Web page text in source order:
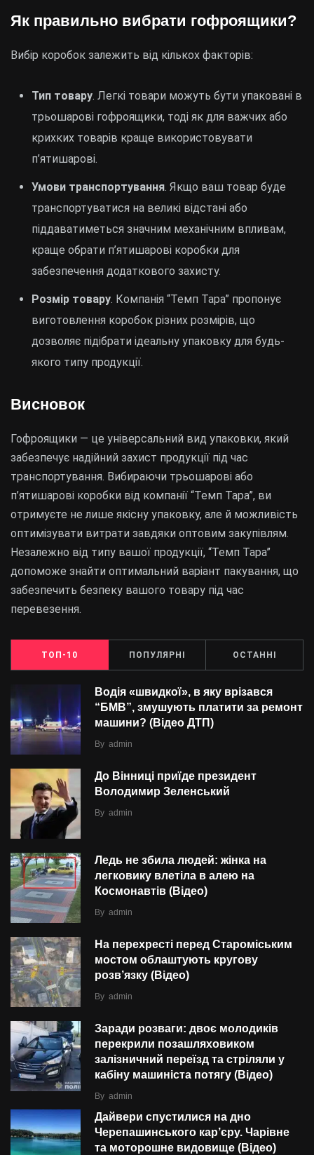
Як правильно вибрати гофроящики?
Вибір коробок залежить від кількох факторів:
Тип товару. Легкі товари можуть бути упаковані в
трьошарові гофроящики, тоді як для важчих або
крихких товарів краще використовувати
п’ятишарові.
Умови транспортування. Якщо ваш товар буде
транспортуватися на великі відстані або
піддаватиметься значним механічним впливам,
краще обрати п’ятишарові коробки для
забезпечення додаткового захисту.
Розмір товару. Компанія “Темп Тара” пропонує
виготовлення коробок різних розмірів, що
дозволяє підібрати ідеальну упаковку для будь-
якого типу продукції.
Висновок
Гофроящики — це універсальний вид упаковки, який
забезпечує надійний захист продукції під час
транспортування. Вибираючи трьошарові або
п’ятишарові коробки від компанії “Темп Тара”, ви
отримуєте не лише якісну упаковку, але й можливість
оптимізувати витрати завдяки оптовим закупівлям.
Незалежно від типу вашої продукції, “Темп Тара”
допоможе знайти оптимальний варіант пакування, що
забезпечить безпеку вашого товару під час
перевезення.
ТОП-10 ПОПУЛЯРНІ ОСТАННІ
Водія «швидкої», в яку врізався
“БMВ”, змушують платити за ремонт
машини? (Відео ДТП)
By admin
До Вінниці приїде президент
Володимир Зеленський
By admin
Ледь не збила людей: жінка на
легковику влетіла в алею на
Космонавтів (Відео)
By admin
На перехресті перед Староміським
мостом облаштують кругову
розв’язку (Відео)
By admin
Заради розваги: двоє молодиків
перекрили позашляховиком
залізничний переїзд та стріляли у
кабіну машиніста потягу (Відео)
By admin
Дайвери спустилися на дно
Черепашинського кар’єру. Чарівне
та моторошне видовище (Відео)